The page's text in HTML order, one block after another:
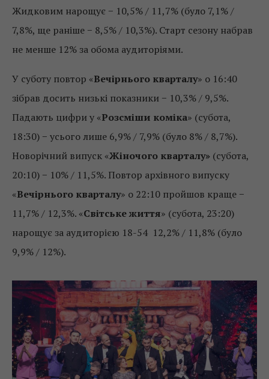
Жидковим нарощує − 10,5% / 11,7% (було 7,1% /
7,8%, ще раніше − 8,5% / 10,3%). Старт сезону набрав
не менше 12% за обома аудиторіями.
У суботу повтор «Вечірнього кварталу» о 16:40
зібрав досить низькі показники − 10,3% / 9,5%.
Падають цифри у «Розсміши коміка» (субота,
18:30) − усього лише 6,9% / 7,9% (було 8% / 8,7%).
Новорічний випуск «Жіночого кварталу» (субота,
20:10) − 10% / 11,5%. Повтор архівного випуску
«Вечірнього кварталу» о 22:10 пройшов краще −
11,7% / 12,3%. «Світське життя» (субота, 23:20)
нарощує за аудиторією 18-54 12,2% / 11,8% (було
9,9% / 12%).